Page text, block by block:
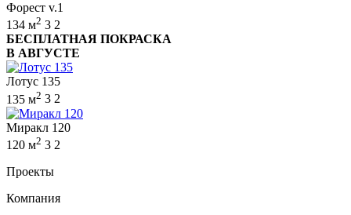
Форест v.1
134 м2 3 2
БЕСПЛАТНАЯ ПОКРАСКА
В АВГУСТЕ
Лотус 135
135 м2 3 2
Миракл 120
120 м2 3 2
Проекты
Компания